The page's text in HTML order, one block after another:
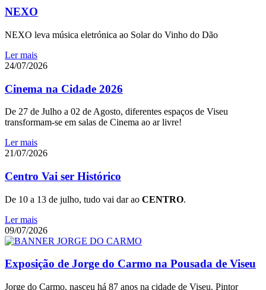
NEXO
NEXO leva música eletrónica ao Solar do Vinho do Dão
Ler mais
24/07/2026
Cinema na Cidade 2026
De 27 de Julho a 02 de Agosto, diferentes espaços de Viseu
transformam-se em salas de Cinema ao ar livre!
Ler mais
21/07/2026
Centro Vai ser Histórico
De 10 a 13 de julho, tudo vai dar ao CENTRO.
Ler mais
09/07/2026
Exposição de Jorge do Carmo na Pousada de Viseu
Jorge do Carmo, nasceu há 87 anos na cidade de Viseu. Pintor